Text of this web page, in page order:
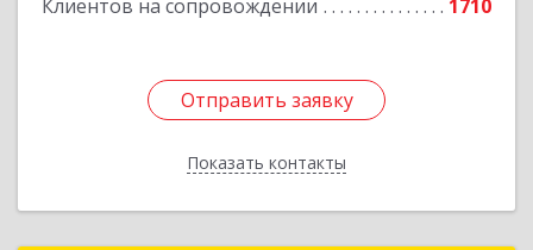
Клиентов на сопровождении 1710
Отправить заявку
Показать контакты
Отправить заявку
Назад